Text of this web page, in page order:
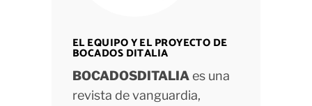
EL EQUIPO Y EL PROYECTO DE
BOCADOS DITALIA
BOCADOSDITALIAes una
revista de vanguardia,